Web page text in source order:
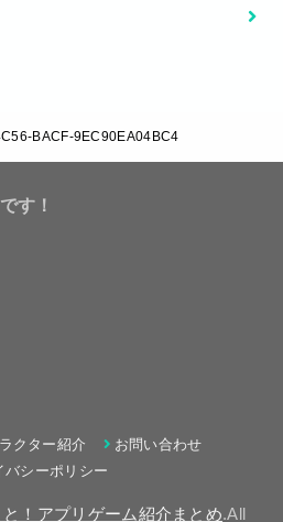
BACF-9EC90EA04BC4
す！
クター紹介
お問い合わせ
バシーポリシー
と！アプリゲーム紹介まとめ.All